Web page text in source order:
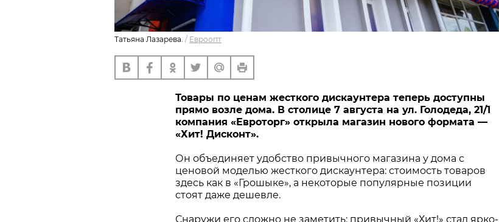
Татьяна Лазарева. / Евроопт
Товары по ценам жесткого дискаунтера теперь доступны
прямо возле дома. В столице 7 августа на ул. Голодеда, 21/1
компания «Евроторг» открыла магазин нового формата —
«Хит! Дисконт».
Он объединяет удобство привычного магазина у дома с
ценовой моделью жесткого дискаунтера: стоимость товаров
здесь как в «Грошыке», а некоторые популярные позиции
стоят даже дешевле.
Снаружи его сложно не заметить: привычный «Хит!» стал ярко-